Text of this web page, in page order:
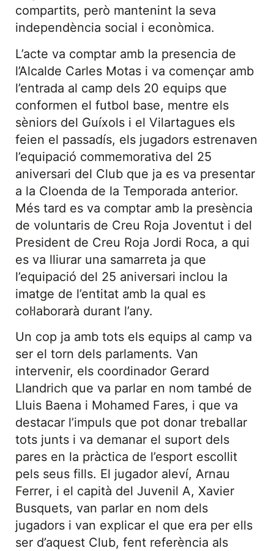
compartits, però mantenint la seva
independència social i econòmica.
L’acte va comptar amb la presencia de
l’Alcalde Carles Motas i va començar amb
l’entrada al camp dels 20 equips que
conformen el futbol base, mentre els
sèniors del Guíxols i el Vilartagues els
feien el passadís, els jugadors estrenaven
l’equipació commemorativa del 25
aniversari del Club que ja es va presentar
a la Cloenda de la Temporada anterior.
Més tard es va comptar amb la presència
de voluntaris de Creu Roja Joventut i del
President de Creu Roja Jordi Roca, a qui
es va lliurar una samarreta ja que
l’equipació del 25 aniversari inclou la
imatge de l’entitat amb la qual es
col·laborarà durant l’any.
Un cop ja amb tots els equips al camp va
ser el torn dels parlaments. Van
intervenir, els coordinador Gerard
Llandrich que va parlar en nom també de
Lluis Baena i Mohamed Fares, i que va
destacar l’impuls que pot donar treballar
tots junts i va demanar el suport dels
pares en la pràctica de l’esport escollit
pels seus fills. El jugador aleví, Arnau
Ferrer, i el capità del Juvenil A, Xavier
Busquets, van parlar en nom dels
jugadors i van explicar el que era per ells
ser d’aquest Club, fent referència als